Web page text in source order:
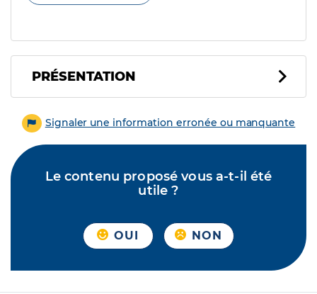
PRÉSENTATION
Signaler une information erronée ou manquante
Le contenu proposé vous a-t-il été
utile ?
OUI NON